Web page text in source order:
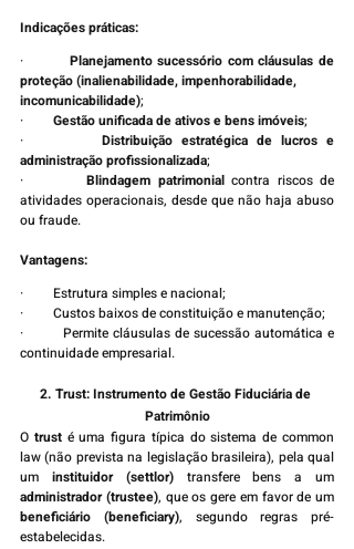
Indicações práticas:
· Planejamento sucessório com cláusulas de
proteção (inalienabilidade, impenhorabilidade,
incomunicabilidade);
· Gestão unificada de ativos e bens imóveis;
· Distribuição estratégica de lucros e
administração profissionalizada;
· Blindagem patrimonial contra riscos de
atividades operacionais, desde que não haja abuso
ou fraude.
Vantagens:
·         Estrutura simples e nacional;
·         Custos baixos de constituição e manutenção;
·         Permite cláusulas de sucessão automática e
continuidade empresarial.
2. Trust: Instrumento de Gestão Fiduciária de
Patrimônio
O trust é uma figura típica do sistema de common
law (não prevista na legislação brasileira), pela qual
um instituidor (settlor)
administrador (trustee)
beneficiário (beneficiary), segundo regras pré-
estabelecidas.